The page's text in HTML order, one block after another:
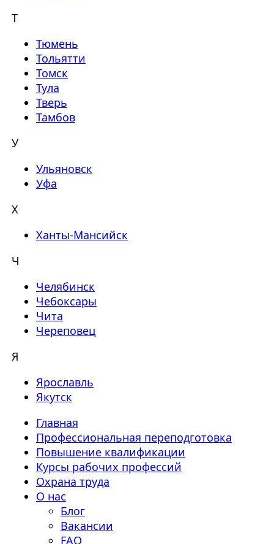
Т
Тюмень
Тольятти
Томск
Тула
Тверь
Тамбов
У
Ульяновск
Уфа
Х
Ханты-Мансийск
Ч
Челябинск
Чебоксары
Чита
Череповец
Я
Ярославль
Якутск
Главная
Профессиональная переподготовка
Повышение квалификации
Курсы рабочих профессий
Охрана труда
О нас
Блог
Вакансии
FAQ